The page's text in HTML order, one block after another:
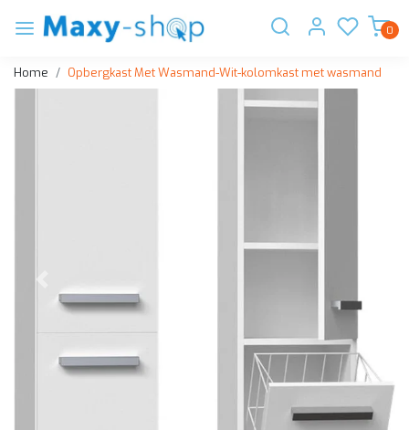
0
Home Opbergkast Met Wasmand-Wit-kolomkast met wasmand
Vorige